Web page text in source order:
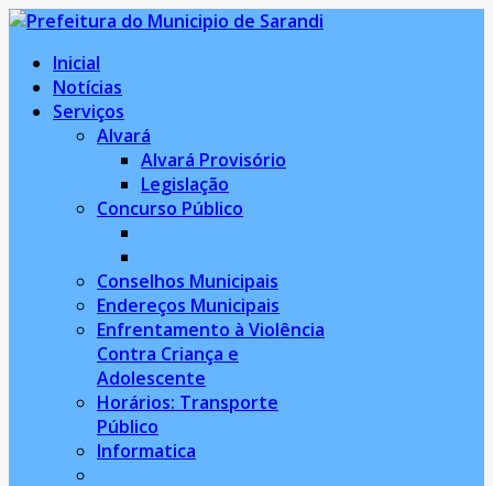
Inicial
Notícias
Serviços
Alvará
Alvará Provisório
Legislação
Concurso Público
Conselhos Municipais
Endereços Municipais
Enfrentamento à Violência
Contra Criança e
Adolescente
Horários: Transporte
Público
Informatica